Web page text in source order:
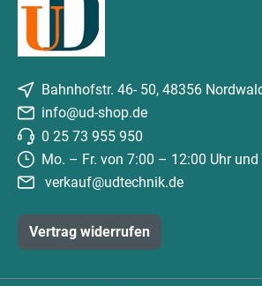
Bahnhofstr. 46- 50, 48356
info@ud-shop.de
0 25 73 955 950
Mo. – Fr. von 7:00 – 12:00 Uhr
verkauf@udtechnik.de
Vertrag widerrufen